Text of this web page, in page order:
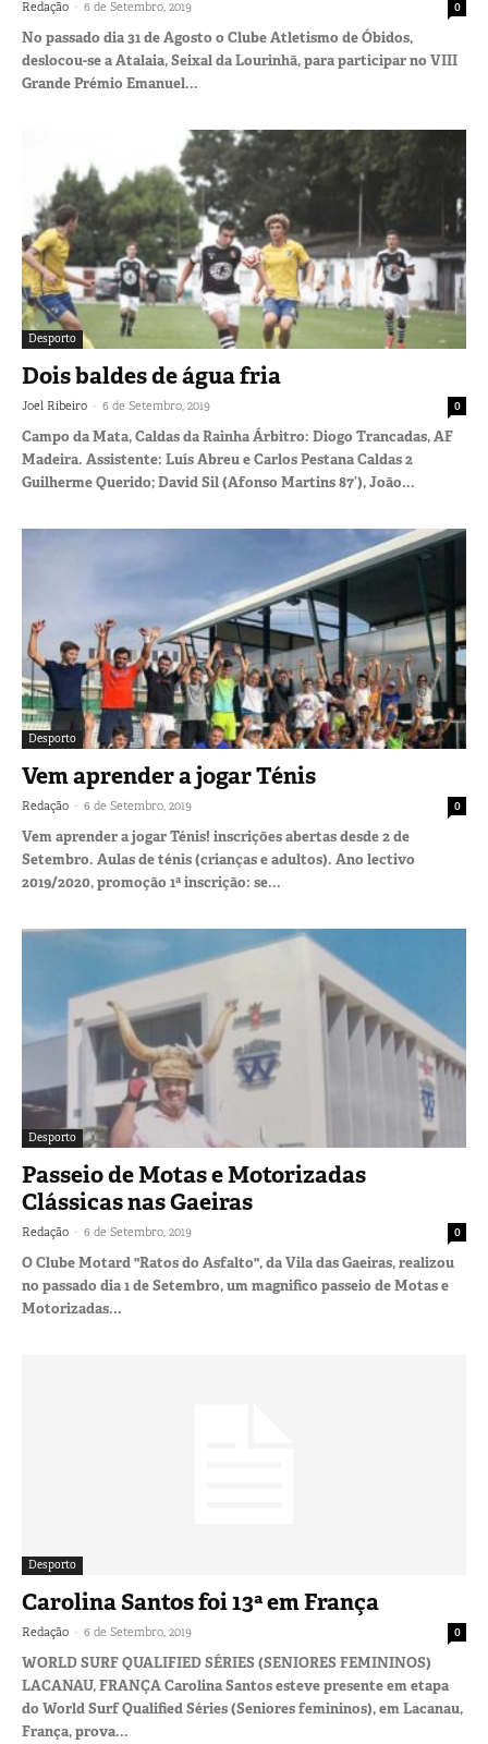
Redação - 6 de Setembro, 2019 0
No passado dia 31 de Agosto o Clube Atletismo de Óbidos,
deslocou-se a Atalaia, Seixal da Lourinhã, para participar no VIII
Grande Prémio Emanuel...
Desporto
Dois baldes de água fria
Joel Ribeiro - 6 de Setembro, 2019 0
Campo da Mata, Caldas da Rainha Árbitro: Diogo Trancadas, AF
Madeira. Assistente: Luís Abreu e Carlos Pestana Caldas 2
Guilherme Querido; David Sil (Afonso Martins 87’), João...
Desporto
Vem aprender a jogar Ténis
Redação - 6 de Setembro, 2019 0
Vem aprender a jogar Ténis! inscrições abertas desde 2 de
Setembro. Aulas de ténis (crianças e adultos). Ano lectivo
2019/2020, promoção 1ª inscrição: se...
Desporto
Passeio de Motas e Motorizadas
Clássicas nas Gaeiras
Redação - 6 de Setembro, 2019 0
O Clube Motard "Ratos do Asfalto", da Vila das Gaeiras, realizou
no passado dia 1 de Setembro, um magnifico passeio de Motas e
Motorizadas...
Desporto
Carolina Santos foi 13ª em França
Redação - 6 de Setembro, 2019 0
WORLD SURF QUALIFIED SÉRIES (SENIORES FEMININOS)
LACANAU, FRANÇA Carolina Santos esteve presente em etapa
do World Surf Qualified Séries (Seniores femininos), em Lacanau,
França, prova...